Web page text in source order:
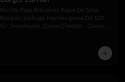
Pan De Papa Artesanal, Toque De Salsa
Búrguer, Lechuga, Hamburguesa De 120
Gr , Smasheada , Queso Cheddar ,  Queso